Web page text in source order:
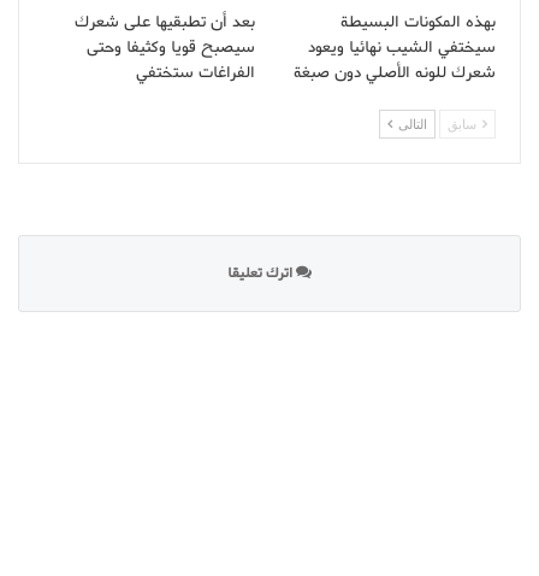
بهذه المكونات البسيطة
سيختفي الشيب نهائيا ويعود
شعرك للونه الأصلي دون صبغة
بعد أن تطبقيها على شعرك
سيصبح قويا وكثيفا وحتى
الفراغات ستختفي
سابق التالى
اترك تعليقا